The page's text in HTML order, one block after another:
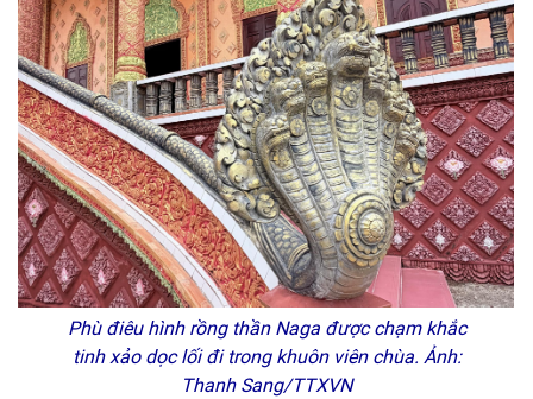
Phù điêu hình rồng thần Naga được chạm khắc
tinh xảo dọc lối đi trong khuôn viên chùa. Ảnh:
Thanh Sang/TTXVN